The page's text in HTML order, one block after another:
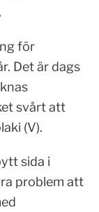
för
Det är dags
svårt att
(V).
sida i
problem att